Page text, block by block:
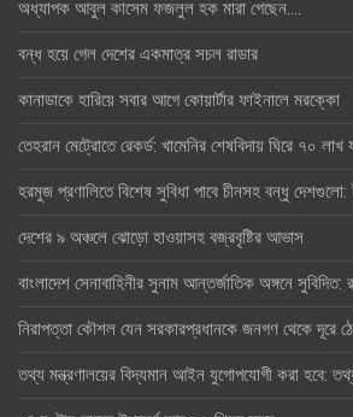
অধ্যাপক আবুল কাসেম ফজলুল হক মারা গেছেন….
বন্ধ হয়ে গেল দেশের একমাত্র সচল রাডার
কানাডাকে হারিয়ে সবার আগে কোয়ার্টার ফাইনালে মরক্কো
তেহরান মেট্রোতে রেকর্ড: খামেনির শেষবিদায় ঘিরে ৭০ লাখ
হরমুজ প্রণালিতে বিশেষ সুবিধা পাবে চীনসহ বন্ধু দেশগুলো:
দেশের ৯ অঞ্চলে ঝোড়ো হাওয়াসহ বজ্রবৃষ্টির আভাস
বাংলাদেশ সেনাবাহিনীর সুনাম আন্তর্জাতিক অঙ্গনে সুবিদিত:
নিরাপত্তা কৌশল যেন সরকারপ্রধানকে জনগণ থেকে দূরে
তথ্য মন্ত্রণালয়ের বিদ্যমান আইন যুগোপযোগী করা হবে: